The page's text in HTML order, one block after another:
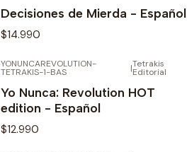
Decisiones de Mierda - Español
$14.990
OUT OF STOCK
YONUNCAREVOLUTION-
TETRAKIS-1-BAS |Tetrakis
Editorial
Yo Nunca: Revolution HOT
edition - Español
$12.990